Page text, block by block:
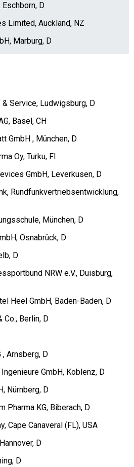
D
Limited, Auckland, NZ
Marburg, D
& Service, Ludwigsburg, D
Basel, CH
GmbH , München, D
Oy, Turku, FI
GmbH, Leverkusen, D
Rundfunkvertriebsentwicklung,
München, D
Osnabrück, D
D
NRW e.V., Duisburg,
Heel GmbH, Baden-Baden, D
Co., Berlin, D
, Arnsberg, D
GmbH, Koblenz, D
Nürnberg, D
Pharma KG, Biberach, D
Cape Canaveral (FL), USA
D
D